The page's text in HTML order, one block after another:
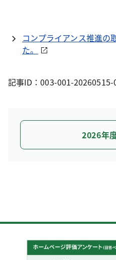
コンプライアンス推進の
た。
記事ID：003-001-20260515-
2026年